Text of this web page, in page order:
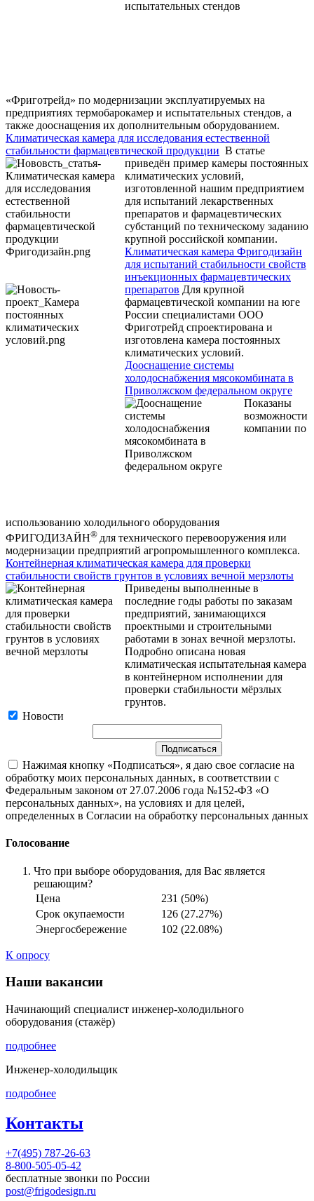
«Фриготрейд» по модернизации эксплуатируемых на
предприятиях термобарокамер и испытательных стендов, а
также дооснащения их дополнительным оборудованием.
Климатическая камера для исследования естественной
стабильности фармацевтической продукции В статье
приведён пример камеры постоянных
климатических условий,
изготовленной нашим предприятием
для испытаний лекарственных
препаратов и фармацевтических
субстанций по техническому заданию
крупной российской компании.
Климатическая камера Фригодизайн
для испытаний стабильности свойств
инъекционных фармацевтических
препаратов Для крупной
фармацевтической компании на юге
России специалистами ООО
Фриготрейд спроектирована и
изготовлена камера постоянных
климатических условий.
Дооснащение системы
холодоснабжения мясокомбината в
Приволжском федеральном округе
Показаны
возможности
компании по
использованию холодильного оборудования
ФРИГОДИЗАЙН® для технического перевооружения или
модернизации предприятий агропромышленного комплекса.
Контейнерная климатическая камера для проверки
стабильности свойств грунтов в условиях вечной мерзлоты
Приведены выполненные в
последние годы работы по заказам
предприятий, занимающихся
проектными и строительными
работами в зонах вечной мерзлоты.
Подробно описана новая
климатическая испытательная камера
в контейнерном исполнении для
проверки стабильности мёрзлых
грунтов.
Новости
Нажимая кнопку «Подписаться», я даю свое согласие на
обработку моих персональных данных, в соответствии с
Федеральным законом от 27.07.2006 года №152-ФЗ «О
персональных данных», на условиях и для целей,
определенных в Согласии на обработку персональных данных
Голосование
Что при выборе оборудования, для Вас является
решающим?
Цена
231 (50%)
Срок окупаемости
126 (27.27%)
Энергосбережение
102 (22.08%)
К опросу
Наши вакансии
Начинающий специалист инженер-холодильного
оборудования (стажёр)
подробнее
Инженер-холодильщик
подробнее
Контакты
+7(495) 787-26-63
8-800-505-05-42
бесплатные звонки по России
post@frigodesign.ru